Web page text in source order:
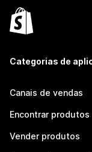
Categorias de
Canais de vendas
Encontrar produtos
Vender produtos